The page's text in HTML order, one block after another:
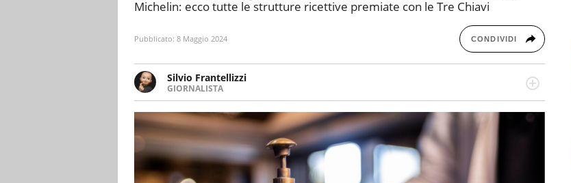
Michelin: ecco tutte le strutture ricettive premiate con le Tre Chiavi
Pubblicato: 8 Maggio 2024 CONDIVIDI
Silvio Frantellizzi
GIORNALISTA
Giornalista pubblicista. Da oltre dieci anni si occupa di informazione sul web,
scrivendo di sport, attualità, cronaca, motori, spettacolo e videogame.